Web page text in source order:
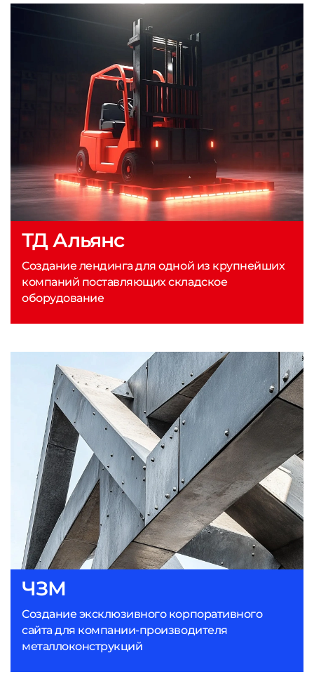
ЧЗМ
Создание эксклюзивного корпоративного
сайта для компании-производителя
металлоконструкций
ТД Альянс
Создание лендинга для одной из крупнейших
компаний поставляющих складское
оборудование